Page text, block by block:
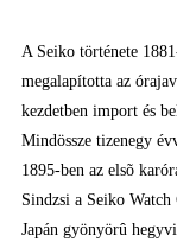
A Seiko története
megalapította az
kezdetben import és
Mindössze tizenegy
1895-ben az elsõ
Sindzsi a Seiko
Japán gyönyörû